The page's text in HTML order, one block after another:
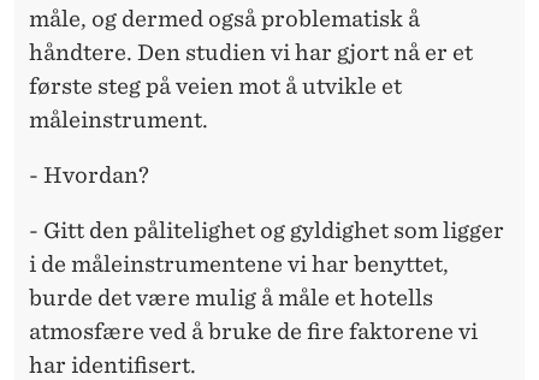
måle, og dermed også problematisk å
håndtere. Den studien vi har gjort nå er et
første steg på veien mot å utvikle et
måleinstrument.
- Hvordan?
- Gitt den pålitelighet og gyldighet som ligger
i de måleinstrumentene vi har benyttet,
burde det være mulig å måle et hotells
atmosfære ved å bruke de fire faktorene vi
har identifisert.